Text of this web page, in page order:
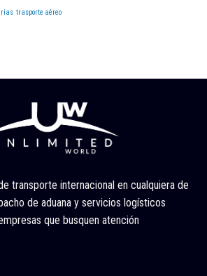
trasporte aéreo
transporte internacional en cualquiera de
de aduana y servicios logísticos
que busquen atención